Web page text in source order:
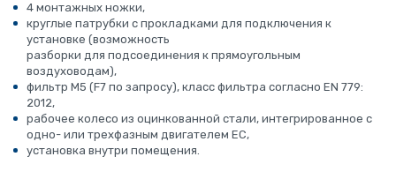
4 монтажных ножки,
круглые патрубки с прокладками для подключения к
установке (возможность
разборки для подсоединения к прямоугольным
воздуховодам),
фильтр M5 (F7 по запросу), класс фильтра согласно EN 779:
2012,
рабочее колесо из оцинкованной стали, интегрированное с
одно- или трехфазным двигателем ЕС,
установка внутри помещения.